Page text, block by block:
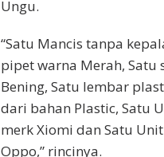
Ungu.
“Satu Mancis tanpa
pipet warna Merah,
Bening, Satu lembar
dari bahan Plastic, Satu
merk Xiomi dan Satu
Oppo,” rincinya.